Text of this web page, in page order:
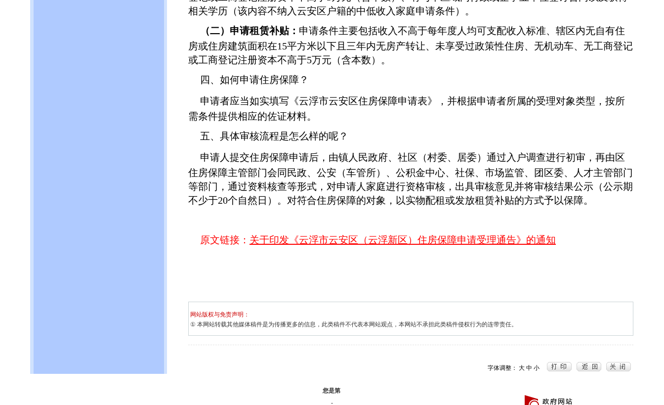
相关学历（该内容不纳入云安区户籍的中低收入家庭申请条件）。
（二）申请租赁补贴： 申请条件主要包括收入不高于每年度人均可支配收入标准、辖区内无自有住
房或住房建筑面积在15平方米以下且三年内无房产转让、未享受过政策性住房、无机动车、无工商登记
或工商登记注册资本不高于5万元（含本数）。
四、如何申请住房保障？
申请者应当如实填写《云浮市云安区住房保障申请表》，并根据申请者所属的受理对象类型，按所
需条件提供相应的佐证材料。
五、具体审核流程是怎么样的呢？
申请人提交住房保障申请后，由镇人民政府、社区（村委、居委）通过入户调查进行初审，再由区
住房保障主管部门会同民政、公安（车管所）、公积金中心、社保、市场监管、团区委、人才主管部门
等部门，通过资料核查等形式，对申请人家庭进行资格审核，出具审核意见并将审核结果公示（公示期
不少于20个自然日）。对符合住房保障的对象，以实物配租或发放租赁补贴的方式予以保障。
原文链接： 关于印发《云浮市云安区（云浮新区）住房保障申请受理通告》的通知
网站版权与免责声明：
① 本网站转载其他媒体稿件是为传播更多的信息，此类稿件不代表本网站观点，本网站不承担此类稿件侵权行为的连带责任。
字体调整： 大 中 小
您是第
-